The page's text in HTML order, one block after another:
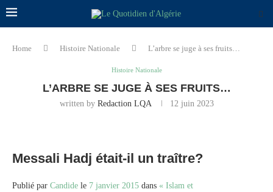
Home Histoire Nationale L’arbre se juge à ses fruits…
Histoire Nationale
L’ARBRE SE JUGE À SES FRUITS…
written by Redaction LQA 12 juin 2023
Messali Hadj était-il un traître?
Publié par Candide le 7 janvier 2015 dans « Islam et